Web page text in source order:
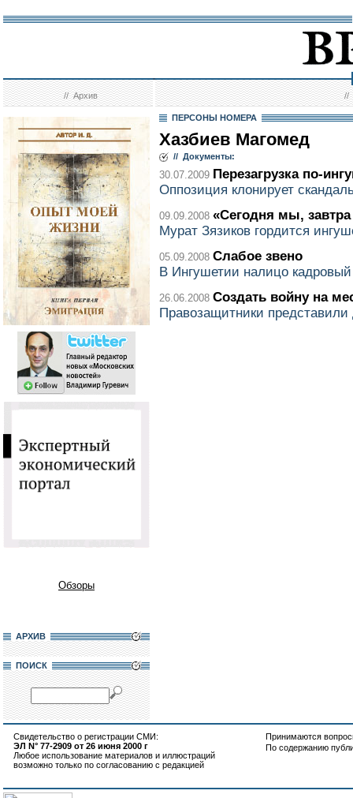
//Архив //
Обзоры
АРХИВ
ПОИСК
ПЕРСОНЫ НОМЕРА
Хазбиев Магомед
// Документы:
30.07.2009 Перезагрузка по-
Оппозиция клонирует
09.09.2008 «Сегодня мы, завтра
Мурат Зязиков гордится
05.09.2008 Слабое звено
В Ингушетии налицо кадровый
26.06.2008 Создать войну на
Правозащитники
Свидетельство о регистрации СМИ:
ЭЛ N° 77-2909 от 26 июня 2000 г
Любое использование материалов и иллюстраций
возможно только по согласованию с редакцией
Принимаются
По содержанию